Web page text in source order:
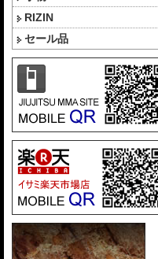
RIZIN
セール品